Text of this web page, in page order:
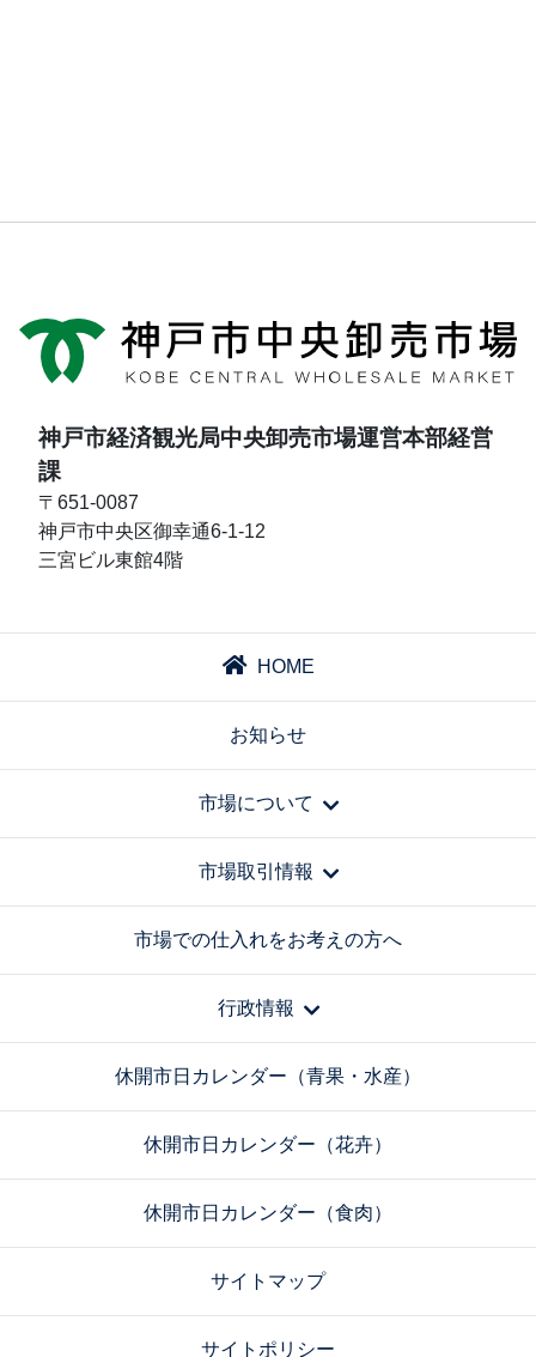
神戸市経済観光局中央卸売市場運営本部経営
課
〒651-0087
神戸市中央区御幸通6-1-12
三宮ビル東館4階
HOME
お知らせ
市場について
市場取引情報
市場での仕入れをお考えの方へ
行政情報
休開市日カレンダー（青果・水産）
休開市日カレンダー（花卉）
休開市日カレンダー（食肉）
サイトマップ
サイトポリシー